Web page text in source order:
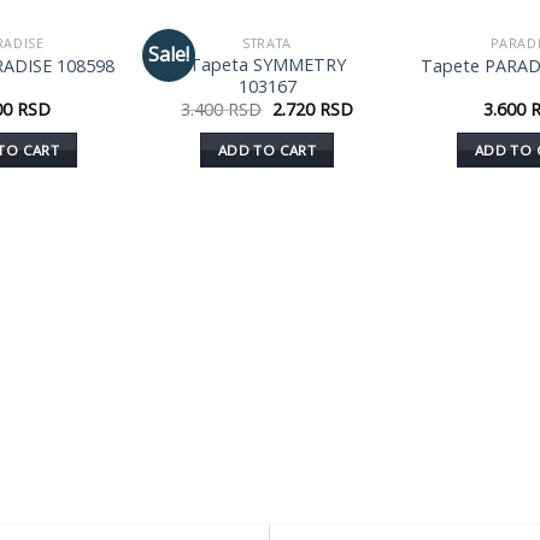
Dodaj
u listu
108598
RSD
CART
Sale!
Dodaj
u listu
STRATA
Tapeta SYMMETRY
103167
3.400RSD 2.720 RSD
ADD TO CART
Tapete
3.600
ADD TO